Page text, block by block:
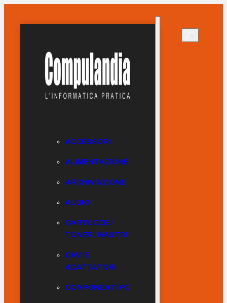
ACCESSORI
ALIMENTAZIONE
ARCHIVIAZIONE
AUDIO
CARTUCCE /
TONER / NASTRI
CAVI E
ADATTATORI
COMPONENTI PC